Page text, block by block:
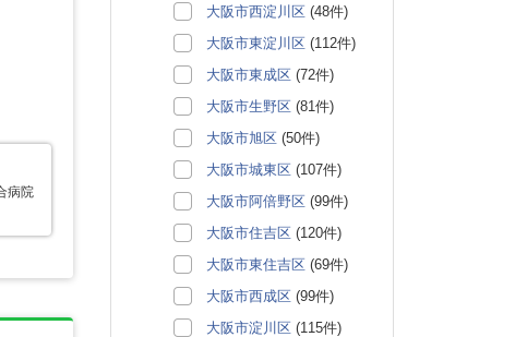
病院
大阪市西淀川区 (48件)
大阪市東淀川区 (112件)
大阪市東成区 (72件)
大阪市生野区 (81件)
大阪市旭区 (50件)
大阪市城東区 (107件)
大阪市阿倍野区 (99件)
大阪市住吉区 (120件)
大阪市東住吉区 (69件)
大阪市西成区 (99件)
大阪市淀川区 (115件)